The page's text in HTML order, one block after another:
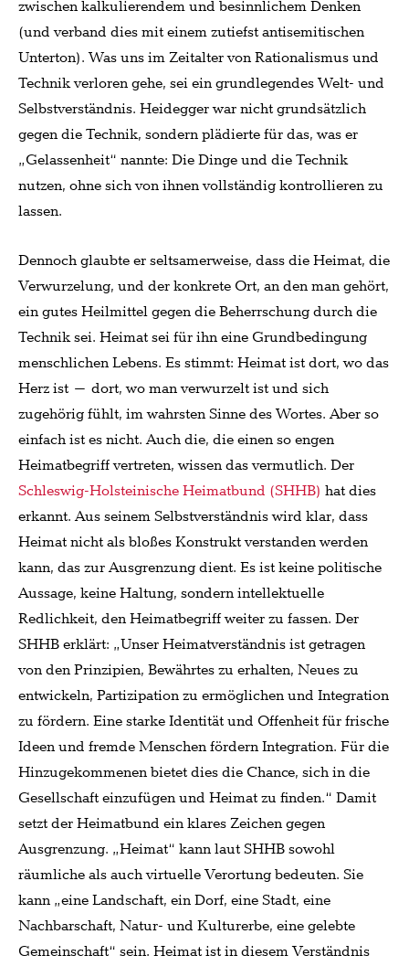
zwischen kalkulierendem und besinnlichem Denken
(und verband dies mit einem zutiefst antisemitischen
Unterton). Was uns im Zeitalter von Rationalismus und
Technik verloren gehe, sei ein grundlegendes Welt- und
Selbstverständnis. Heidegger war nicht grundsätzlich
gegen die Technik, sondern plädierte für das, was er
„Gelassenheit“ nannte: Die Dinge und die Technik
nutzen, ohne sich von ihnen vollständig kontrollieren zu
lassen.
Dennoch glaubte er seltsamerweise, dass die Heimat, die
Verwurzelung, und der konkrete Ort, an den man gehört,
ein gutes Heilmittel gegen die Beherrschung durch die
Technik sei. Heimat sei für ihn eine Grundbedingung
menschlichen Lebens. Es stimmt: Heimat ist dort, wo das
Herz ist – dort, wo man verwurzelt ist und sich
zugehörig fühlt, im wahrsten Sinne des Wortes. Aber so
einfach ist es nicht. Auch die, die einen so engen
Heimatbegriff vertreten, wissen das vermutlich. Der
Schleswig-Holsteinische Heimatbund (SHHB) hat dies
erkannt. Aus seinem Selbstverständnis wird klar, dass
Heimat nicht als bloßes Konstrukt verstanden werden
kann, das zur Ausgrenzung dient. Es ist keine politische
Aussage, keine Haltung, sondern intellektuelle
Redlichkeit, den Heimatbegriff weiter zu fassen. Der
SHHB erklärt: „Unser Heimatverständnis ist getragen
von den Prinzipien, Bewährtes zu erhalten, Neues zu
entwickeln, Partizipation zu ermöglichen und Integration
zu fördern. Eine starke Identität und Offenheit für frische
Ideen und fremde Menschen fördern Integration. Für die
Hinzugekommenen bietet dies die Chance, sich in die
Gesellschaft einzufügen und Heimat zu finden.“ Damit
setzt der Heimatbund ein klares Zeichen gegen
Ausgrenzung. „Heimat“ kann laut SHHB sowohl
räumliche als auch virtuelle Verortung bedeuten. Sie
kann „eine Landschaft, ein Dorf, eine Stadt, eine
Nachbarschaft, Natur- und Kulturerbe, eine gelebte
Gemeinschaft“ sein. Heimat ist in diesem Verständnis